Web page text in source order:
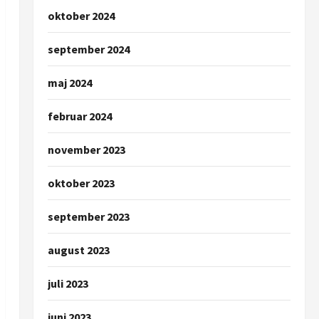
oktober 2024
september 2024
maj 2024
februar 2024
november 2023
oktober 2023
september 2023
august 2023
juli 2023